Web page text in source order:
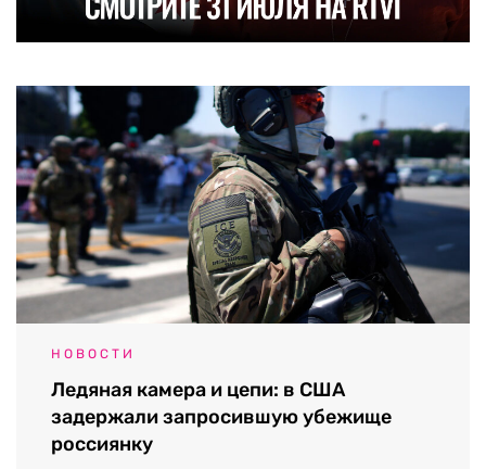
НОВОСТИ
Ледяная камера и цепи: в США
задержали запросившую убежище
россиянку